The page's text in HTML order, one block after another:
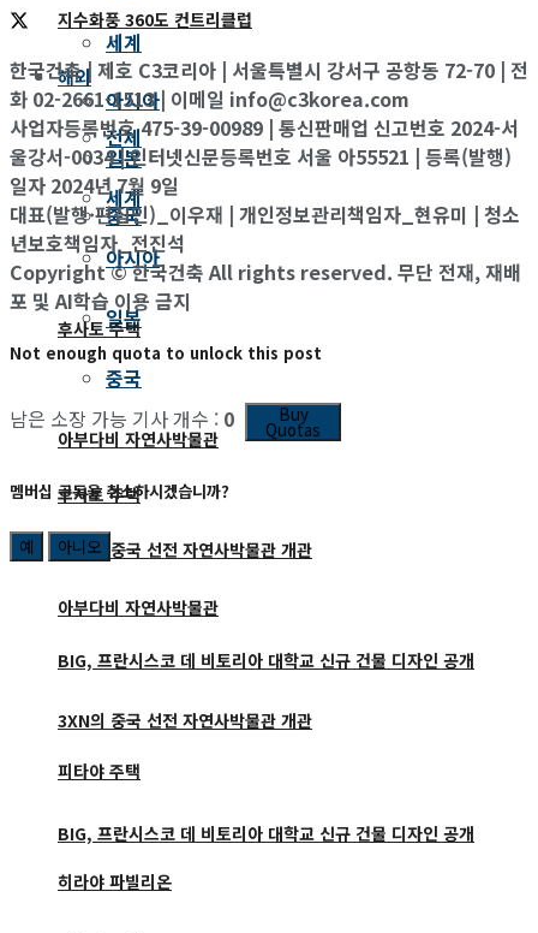
지수화풍 360도 컨트리클럽
해외
전체
세계
아시아
일본
중국
후사토 주택
아부다비 자연사박물관
3XN의 중국 선전 자연사박물관 개관
BIG, 프란시스코 데 비토리아 대학교 신규 건물 디자인 공개
세계
아시아
일본
중국
후사토 주택
아부다비 자연사박물관
3XN의 중국 선전 자연사박물관 개관
BIG, 프란시스코 데 비토리아 대학교 신규 건물 디자인 공개
피타야 주택
히라야 파빌리온
한국건축 | 제호 C3코리아 | 서울특별시 강서구 공항동 72-70 | 전
화 02-2661-1513 | 이메일 info@c3korea.com
사업자등록번호 475-39-00989 | 통신판매업 신고번호 2024-서
울강서-0034 | 인터넷신문등록번호 서울 아55521 | 등록(발행)
일자 2024년 7월 9일
대표(발행·편집인)_이우재 | 개인정보관리책임자_현유미 | 청소
년보호책임자_전진석
Copyright © 한국건축 All rights reserved. 무단 전재, 재배
포 및 AI학습 이용 금지
Not enough quota to unlock this post
남은 소장 가능 기사 개수 : 0 Buy
Quotas
멤버십 구독을 취소하시겠습니까?
예 아니오